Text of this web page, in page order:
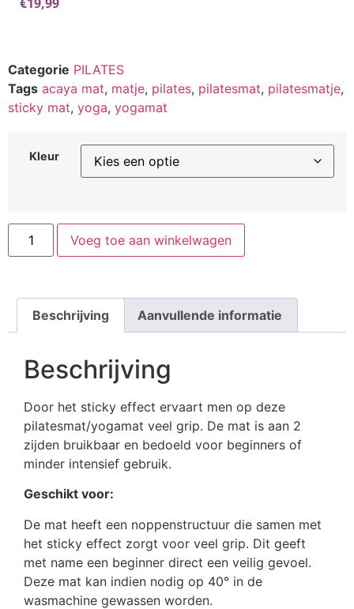
Categorie PILATES
Tags acaya mat, matje, pilates, pilatesmat, pilatesmatje,
sticky mat, yoga, yogamat
Kleur
Voeg toe aan winkelwagen
Beschrijving Aanvullende informatie
Beschrijving
Door het sticky effect ervaart men op deze
pilatesmat/yogamat veel grip. De mat is aan 2
zijden bruikbaar en bedoeld voor beginners of
minder intensief gebruik.
Geschikt voor:
De mat heeft een noppenstructuur die samen met
het sticky effect zorgt voor veel grip. Dit geeft
met name een beginner direct een veilig gevoel.
Deze mat kan indien nodig op 40° in de
wasmachine gewassen worden.